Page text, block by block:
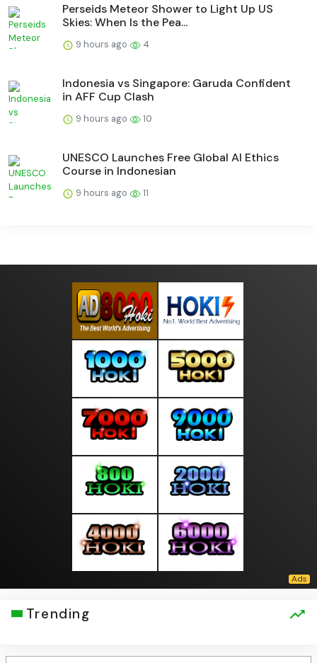
Perseids Meteor Shower to Light Up US
Skies: When Is the Pea...
9 hours ago 4
Indonesia vs Singapore: Garuda Confident
in AFF Cup Clash
9 hours ago 10
UNESCO Launches Free Global AI Ethics
Course in Indonesian
9 hours ago 11
Trending